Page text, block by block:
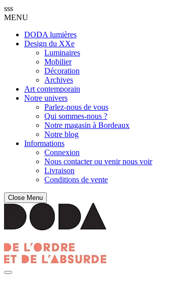
sss
MENU
DODA lumières
Design du XXe
Luminaires
Mobilier
Décoration
Archives
Art contemporain
Notre univers
Parlez-nous de vous
Qui sommes-nous ?
Notre magasin à Bordeaux
Notre blog
Informations
Connexion
Nous contacter ou venir nous voir
Livraison
Conditions de vente
Close Menu